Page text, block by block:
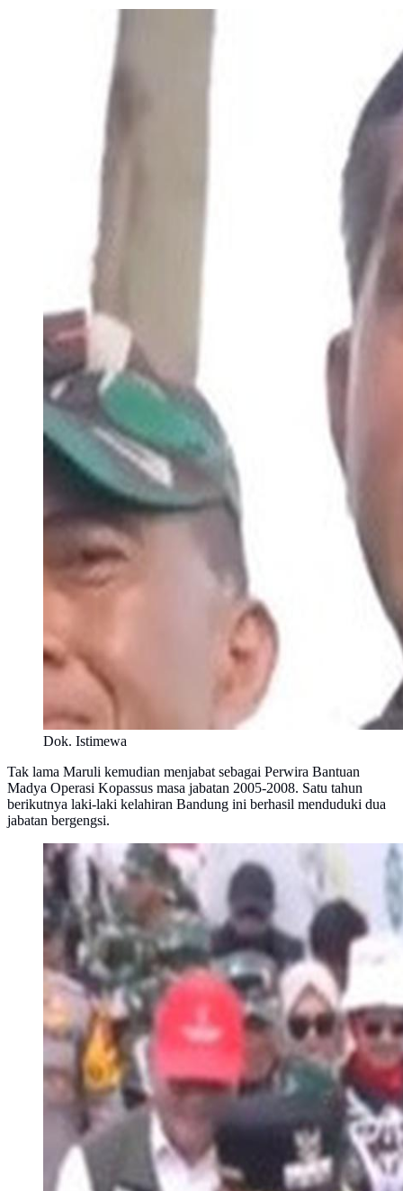
Dok. Istimewa
Tak lama Maruli kemudian menjabat sebagai Perwira Bantuan
Madya Operasi Kopassus masa jabatan 2005-2008. Satu tahun
berikutnya laki-laki kelahiran Bandung ini berhasil menduduki dua
jabatan bergengsi.